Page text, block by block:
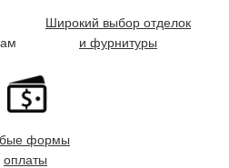
Широкий выбор отделок
и фурнитуры
формы
оплаты